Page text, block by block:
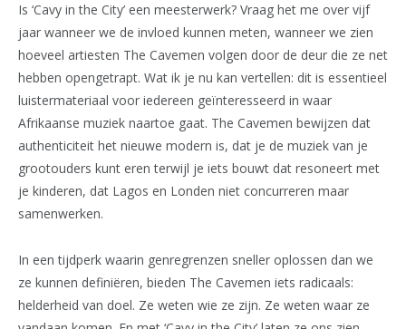
Is ‘Cavy in the City’ een meesterwerk? Vraag het me over vijf
jaar wanneer we de invloed kunnen meten, wanneer we zien
hoeveel artiesten The Cavemen volgen door de deur die ze net
hebben opengetrapt. Wat ik je nu kan vertellen: dit is essentieel
luistermateriaal voor iedereen geïnteresseerd in waar
Afrikaanse muziek naartoe gaat. The Cavemen bewijzen dat
authenticiteit het nieuwe modern is, dat je de muziek van je
grootouders kunt eren terwijl je iets bouwt dat resoneert met
je kinderen, dat Lagos en Londen niet concurreren maar
samenwerken.
In een tijdperk waarin genregrenzen sneller oplossen dan we
ze kunnen definiëren, bieden The Cavemen iets radicaals:
helderheid van doel. Ze weten wie ze zijn. Ze weten waar ze